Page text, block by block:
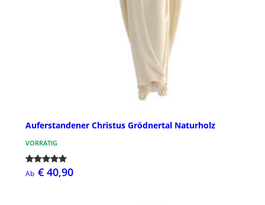
Auferstandener Christus Grödnertal Naturholz
VORRÄTIG
Ab € 40,90